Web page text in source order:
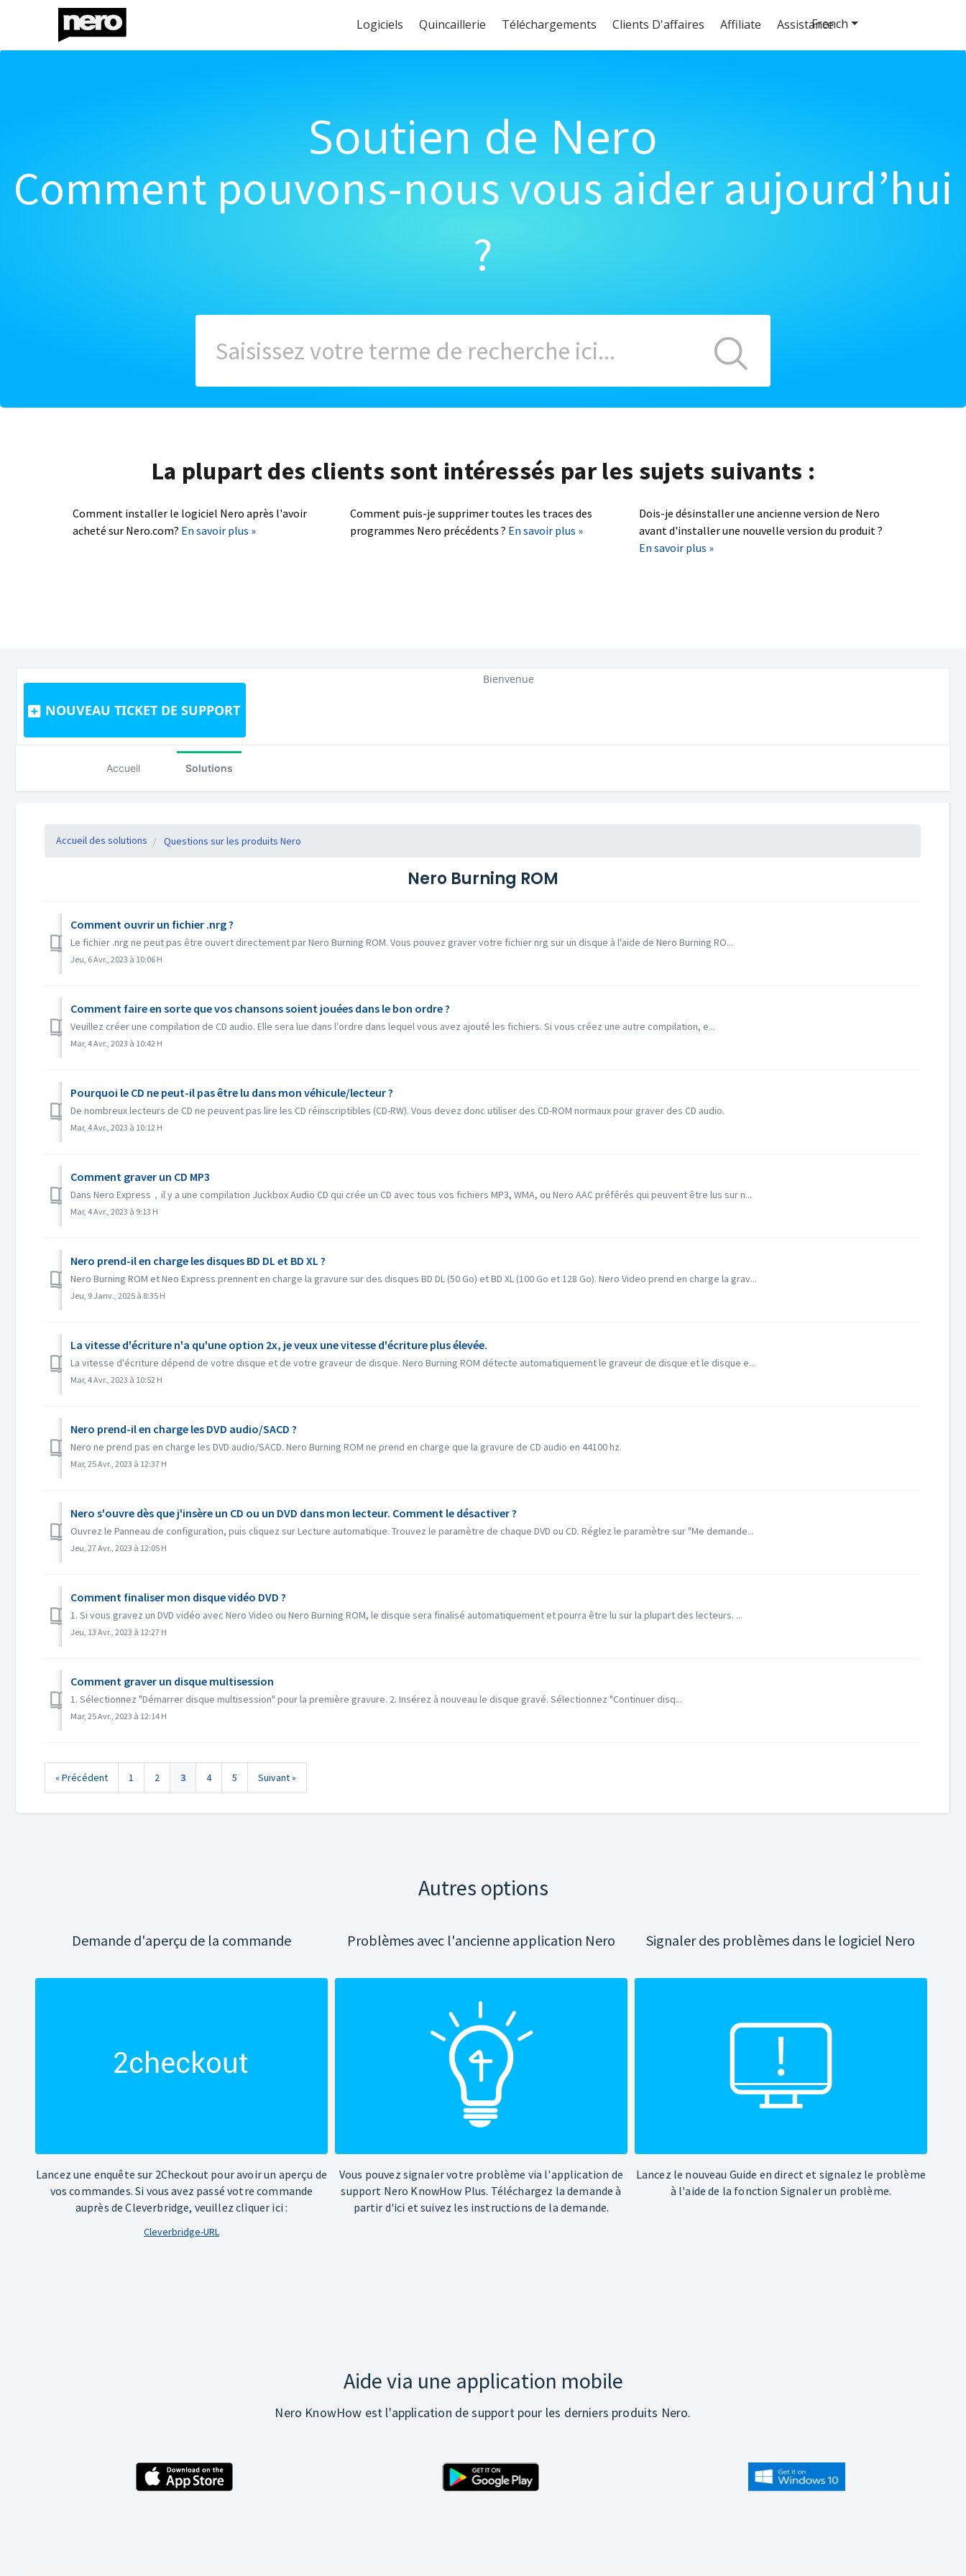
Logiciels Quincaillerie Téléchargements Clients D'affaires Affiliate Assistance
Soutien de Nero
Comment pouvons-nous vous aider aujourd’hui
?
La plupart des clients sont intéressés par les sujets suivants :
Comment installer le logiciel Nero après l'avoir
acheté sur Nero.com? En savoir plus »
Comment puis-je supprimer toutes les traces des
programmes Nero précédents ? En savoir plus »
Dois-je désinstaller une ancienne version de Nero
avant d'installer une nouvelle version du produit ?
En savoir plus »
NOUVEAU TICKET DE SUPPORT
French
Bienvenue
Accueil Solutions
Accueil des solutions Questions sur les produits Nero
Nero Burning ROM
Comment ouvrir un fichier .nrg ?
Le fichier .nrg ne peut pas être ouvert directement par Nero Burning ROM. Vous pouvez graver votre fichier nrg sur un disque à l'aide de Nero Burning RO...
Jeu, 6 Avr., 2023 à 10:06 H
Comment faire en sorte que vos chansons soient jouées dans le bon ordre ?
Veuillez créer une compilation de CD audio. Elle sera lue dans l'ordre dans lequel vous avez ajouté les fichiers. Si vous créez une autre compilation, e...
Mar, 4 Avr., 2023 à 10:42 H
Pourquoi le CD ne peut-il pas être lu dans mon véhicule/lecteur ?
De nombreux lecteurs de CD ne peuvent pas lire les CD réinscriptibles (CD-RW). Vous devez donc utiliser des CD-ROM normaux pour graver des CD audio.
Mar, 4 Avr., 2023 à 10:12 H
Comment graver un CD MP3
Dans Nero Express，il y a une compilation Juckbox Audio CD qui crée un CD avec tous vos fichiers MP3, WMA, ou Nero AAC préférés qui peuvent être lus sur n...
Mar, 4 Avr., 2023 à 9:13 H
Nero prend-il en charge les disques BD DL et BD XL ?
Nero Burning ROM et Neo Express prennent en charge la gravure sur des disques BD DL (50 Go) et BD XL (100 Go et 128 Go). Nero Video prend en charge la grav...
Jeu, 9 Janv., 2025 à 8:35 H
La vitesse d'écriture n'a qu'une option 2x, je veux une vitesse d'écriture plus élevée.
La vitesse d'écriture dépend de votre disque et de votre graveur de disque. Nero Burning ROM détecte automatiquement le graveur de disque et le disque e...
Mar, 4 Avr., 2023 à 10:52 H
Nero prend-il en charge les DVD audio/SACD ?
Nero ne prend pas en charge les DVD audio/SACD. Nero Burning ROM ne prend en charge que la gravure de CD audio en 44100 hz.
Mar, 25 Avr., 2023 à 12:37 H
Nero s'ouvre dès que j'insère un CD ou un DVD dans mon lecteur. Comment le désactiver ?
Ouvrez le Panneau de configuration, puis cliquez sur Lecture automatique. Trouvez le paramètre de chaque DVD ou CD. Réglez le paramètre sur "Me demande...
Jeu, 27 Avr., 2023 à 12:05 H
Comment finaliser mon disque vidéo DVD ?
1. Si vous gravez un DVD vidéo avec Nero Video ou Nero Burning ROM, le disque sera finalisé automatiquement et pourra être lu sur la plupart des lecteurs. ...
Jeu, 13 Avr., 2023 à 12:27 H
Comment graver un disque multisession
1. Sélectionnez "Démarrer disque multisession" pour la première gravure. 2. Insérez à nouveau le disque gravé. Sélectionnez "Continuer disq...
Mar, 25 Avr., 2023 à 12:14 H
« Précédent 1 2 3 4 5 Suivant »
Autres options
Demande d'aperçu de la commande
Lancez une enquête sur 2Checkout pour avoir un aperçu de
vos commandes. Si vous avez passé votre commande
auprès de Cleverbridge, veuillez cliquer ici :
Cleverbridge-URL
Problèmes avec l'ancienne application Nero
Vous pouvez signaler votre problème via l'application de
support Nero KnowHow Plus. Téléchargez la demande à
partir d'ici et suivez les instructions de la demande.
Signaler des problèmes dans le logiciel Nero
Lancez le nouveau Guide en direct et signalez le problème
à l'aide de la fonction Signaler un problème.
Aide via une application mobile
Nero KnowHow est l'application de support pour les derniers produits Nero.